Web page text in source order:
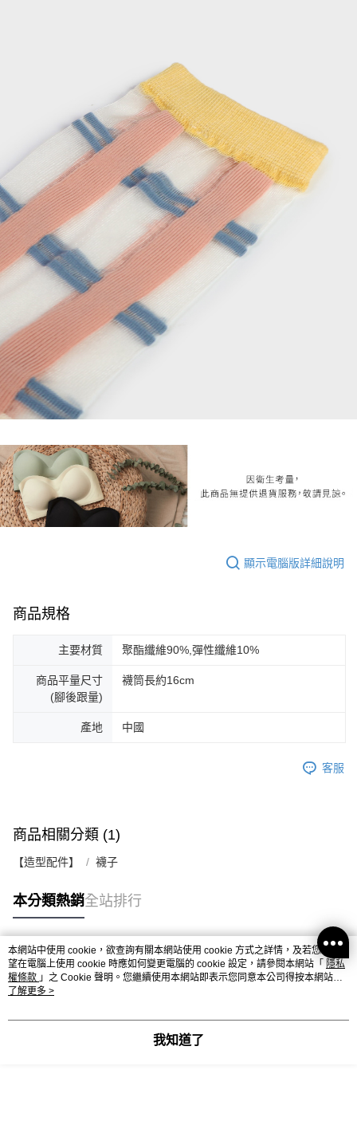
顯示電腦版詳細說明
商品規格
主要材質 聚酯纖維90%,彈性纖維10%
商品平量尺寸
(腳後跟量)
襪筒長約16cm
產地 中國
客服
商品相關分類 (1)
【造型配件】 襪子
本分類熱銷全站排行
熱門標籤
本網站中使用 cookie，欲查詢有關本網站使用 cookie 方式之詳情，及若您不希
望在電腦上使用 cookie 時應如何變更電腦的 cookie 設定，請參閱本網站「 隱私
權條款 」之 Cookie 聲明。您繼續使用本網站即表示您同意本公司得按本網站使
用條款之 Cookie 聲明使用 cookie。
了解更多 >
我知道了